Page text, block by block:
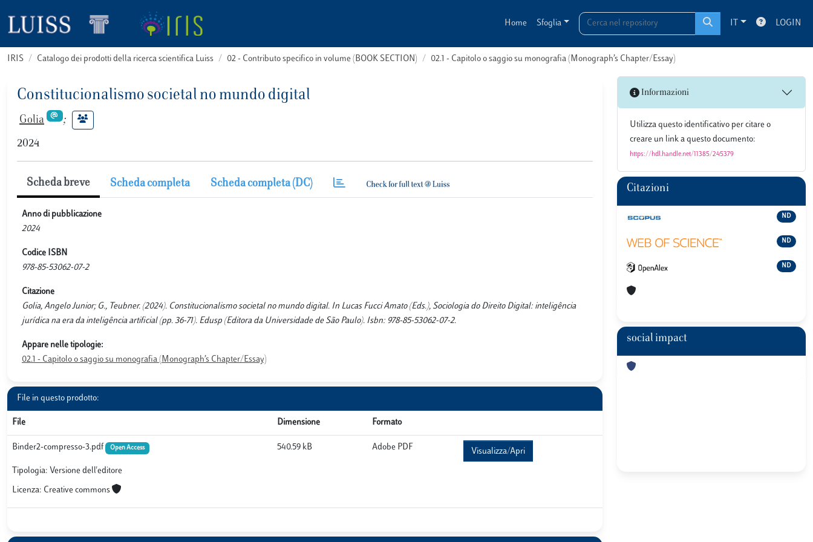
Home Sfoglia IT LOGIN
IRIS Catalogo dei prodotti della ricerca scientifica Luiss 02 - Contributo specifico in volume (BOOK SECTION) 02.1 - Capitolo o saggio su monografia (Monograph’s Chapter/Essay)
Constitucionalismo societal no mundo digital
Golia ;
2024
Scheda breve Scheda completa Scheda completa (DC)
Anno di pubblicazione
2024
Codice ISBN
978-85-53062-07-2
Citazione
Golia, Angelo Junior; G., Teubner. (2024). Constitucionalismo societal no mundo digital. In Lucas Fucci Amato (Eds.), Sociologia do Direito Digital: inteligência
jurídica na era da inteligência artificial (pp. 36-71). Edusp (Editora da Universidade de São Paulo). Isbn: 978-85-53062-07-2.
Appare nelle tipologie:
02.1 - Capitolo o saggio su monografia (Monograph’s Chapter/Essay)
File in questo prodotto:
File Dimensione Formato
Binder2-compresso-3.pdf Open Access
Tipologia: Versione dell'editore
Licenza: Creative commons
540.59 kB Adobe PDF Visualizza/Apri
Informazioni
Utilizza questo identificativo per citare o
creare un link a questo documento:
https://hdl.handle.net/11385/245379
Citazioni
ND
ND
ND
social impact